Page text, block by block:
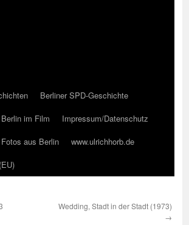
Berliner SPD-Geschichte
Berlin im Film
Impressum/Datenschutz
Fotos aus Berlin
www.ulrichhorb.de
Wedding, Stadt in der Stadt (1973)
→